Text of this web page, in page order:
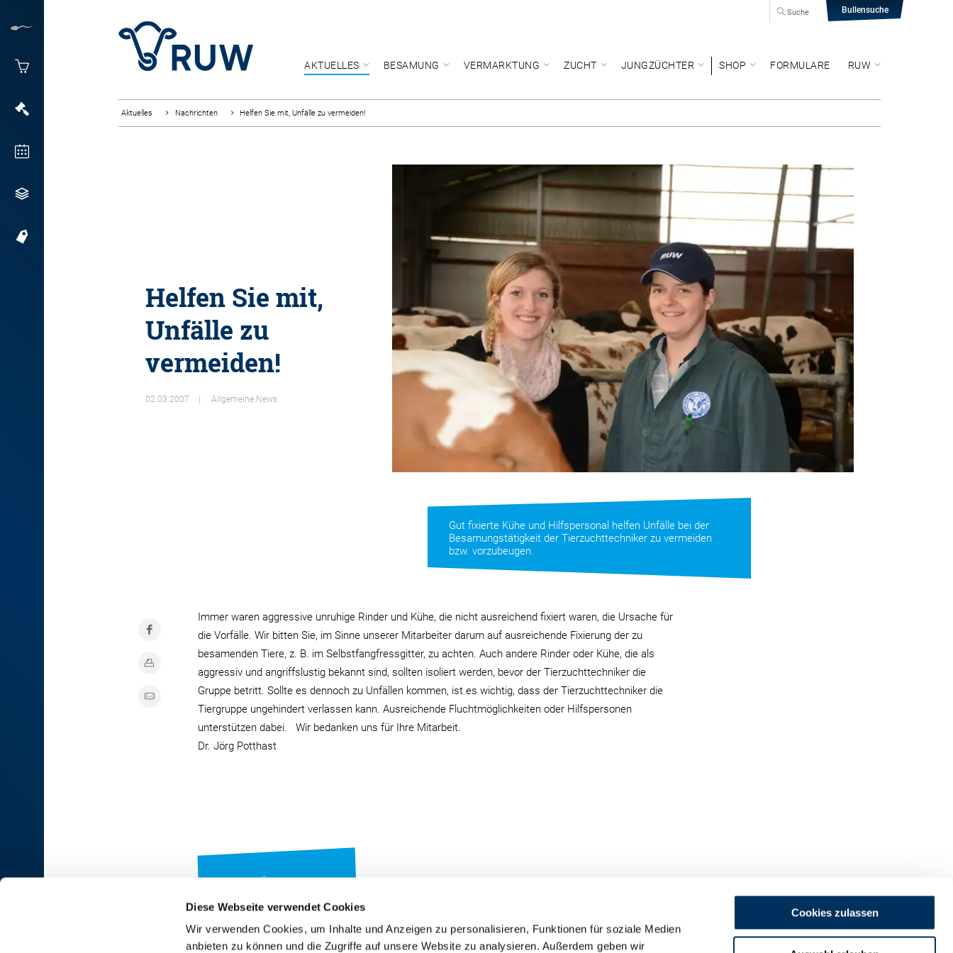
Diese Webseite verwendet Cookies
Wir verwenden Cookies, um Inhalte und Anzeigen zu personalisieren, Funktionen für soziale Medien
anbieten zu können und die Zugriffe auf unsere Website zu analysieren. Außerdem geben wir
Cookies zulassen
Bullensuche
Suche
AKTUELLES BESAMUNG VERMARKTUNG ZUCHT JUNGZÜCHTER SHOP FORMULARE RUW
Aktuelles Nachrichten Helfen Sie mit, Unfälle zu vermeiden!
Helfen Sie mit,
Unfälle zu
vermeiden!
02.03.2007 Allgemeine News
Gut fixierte Kühe und Hilfspersonal helfen Unfälle bei der
Besamungstätigkeit der Tierzuchttechniker zu vermeiden
bzw. vorzubeugen.
Immer waren aggressive unruhige Rinder und Kühe, die nicht ausreichend fixiert waren, die Ursache für
die Vorfälle. Wir bitten Sie, im Sinne unserer Mitarbeiter darum auf ausreichende Fixierung der zu
besamenden Tiere, z. B. im Selbstfangfressgitter, zu achten. Auch andere Rinder oder Kühe, die als
aggressiv und angriffslustig bekannt sind, sollten isoliert werden, bevor der Tierzuchttechniker die
Gruppe betritt. Sollte es dennoch zu Unfällen kommen, ist es wichtig, dass der Tierzuchttechniker die
Tiergruppe ungehindert verlassen kann. Ausreichende Fluchtmöglichkeiten oder Hilfspersonen
unterstützen dabei. Wir bedanken uns für Ihre Mitarbeit.
Dr. Jörg Potthast
ZUR ÜBERSICHT